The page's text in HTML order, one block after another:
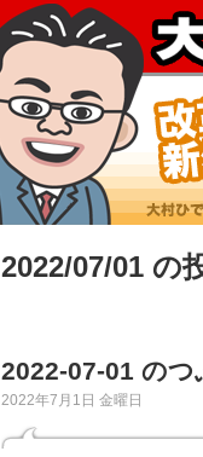
2022/07/01 の
2022-07-01 のつ
2022年7月1日 金曜日